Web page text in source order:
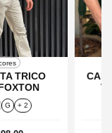
TRICO
G + 2